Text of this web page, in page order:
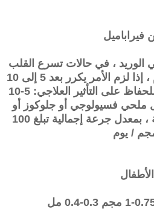
فيراباميل
ببطء في الوريد ، في حالات تسرع القلب
وأزمات ارتفاع ضغط الدم ، إذا لزم الأمر يكرر بعد 5 إلى 10
دقائق التسريب بالتنقيط للحفاظ على التأثير العلاجي: 5-10
فسيولوجي أو جلوكوز أو
لافولوز أو محاليل مماثلة ، بمعدل جرعة إجمالية تبلغ 100
/ يوم
الأطفال